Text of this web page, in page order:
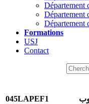
Département
Département
Département
Formations
USJ
Contact
045LAPEF1